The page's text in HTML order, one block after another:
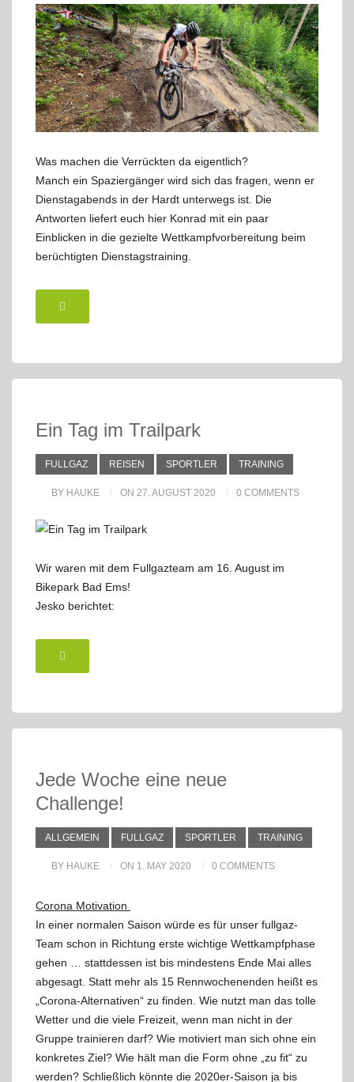
Was machen die Verrückten da eigentlich?
Manch ein Spaziergänger wird sich das fragen, wenn er
Dienstagabends in der Hardt unterwegs ist. Die
Antworten liefert euch hier Konrad mit ein paar
Einblicken in die gezielte Wettkampfvorbereitung beim
berüchtigten Dienstagstraining.
Ein Tag im Trailpark
FULLGAZ REISEN SPORTLER TRAINING
BY HAUKE ON 27. AUGUST 2020 0 COMMENTS
Wir waren mit dem Fullgazteam am 16. August im
Bikepark Bad Ems!
Jesko berichtet:
Jede Woche eine neue
Challenge!
ALLGEMEIN FULLGAZ SPORTLER TRAINING
BY HAUKE ON 1. MAY 2020 0 COMMENTS
Corona Motivation
In einer normalen Saison würde es für unser fullgaz-
Team schon in Richtung erste wichtige Wettkampfphase
gehen … stattdessen ist bis mindestens Ende Mai alles
abgesagt. Statt mehr als 15 Rennwochenenden heißt es
„Corona-Alternativen“ zu finden. Wie nutzt man das tolle
Wetter und die viele Freizeit, wenn man nicht in der
Gruppe trainieren darf? Wie motiviert man sich ohne ein
konkretes Ziel? Wie hält man die Form ohne „zu fit“ zu
werden? Schließlich könnte die 2020er-Saison ja bis